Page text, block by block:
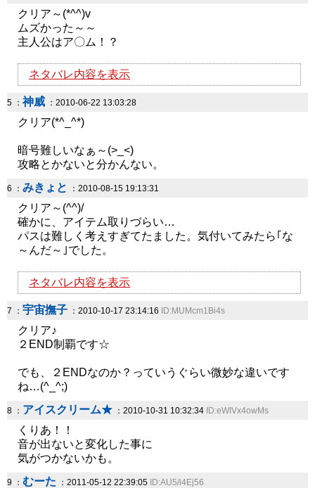
クリア～(*^^)v
ムズかった～～
主人公はア〇ム！？
ネタバレ内容を表示
5 ： 神威 ：2010-06-22 13:03:28
クリア(*^_^*)
暗号難しいなぁ～(>_<)
攻略とかないと分かんない。
6 ： みきょと ：2010-08-15 19:13:31
クリア～(^^)/
確かに、アイテム取りづらい…
パスは難しく考えすぎてたました。気付いてみたら｢な
～んだ～｣でした。
ネタバレ内容を表示
7 ： 宇宙撫子 ：2010-10-17 23:14:16 ID:MUMcm1Bi4s
クリア♪
２END制覇です☆
でも、２ENDなのか？っていうぐらい微妙な違いです
ね…(^_^;)
8 ： アイスクリーム★ ：2010-10-31 10:32:34 ID:eWIVx4owMs
くりあ！！
音が出ないと変化した事に
気がつかないかも。
9 ： むーた ：2011-05-12 22:39:05 ID:AU5/i4Ej56